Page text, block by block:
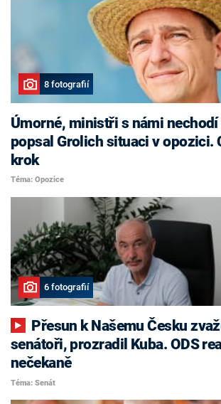
8 fotografií
Úmorné, ministři s námi nechodí
popsal Grolich situaci v opozici.
krok
Téma: Opozice
6 fotografií
senátoři, prozradil Kuba. ODS
nečekaně
Téma: Senát